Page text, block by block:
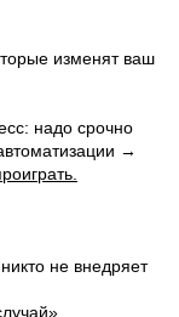
изменят ваш
надо срочно
→
не внедряет